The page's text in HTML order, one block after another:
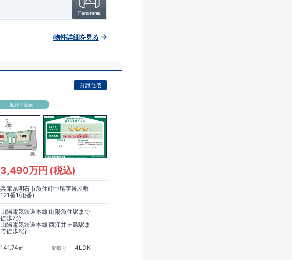
物件詳細を見る
分譲住宅
最終１区画
3,490万円 (税込)
兵庫県明石市魚住町中尾字居屋敷
121番1(地番)
山陽電気鉄道本線 山陽魚住駅まで
徒歩7分
山陽電気鉄道本線 西江井ヶ島駅ま
で徒歩8分
141.74㎡ 間取り 4LDK